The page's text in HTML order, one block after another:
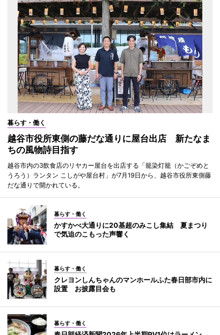
暮らす・働く
越谷市役所東側の藤だな通りに屋台出店 新たなま
ちの風物詩目指す
越谷市内の3飲食店のリヤカー屋台を出店する「籠染灯籠（かごぞめと
うろう）ランタン こしがや屋台村」が7月19日から、越谷市役所東側藤
だな通りで開かれている。
暮らす・働く
かすかべ大通りに20基超のみこし集結 夏まつり
で気迫のこもった声響く
暮らす・働く
クレヨンしんちゃんのマンホールふた春日部市内に
設置 お披露目会も
暮らす・働く